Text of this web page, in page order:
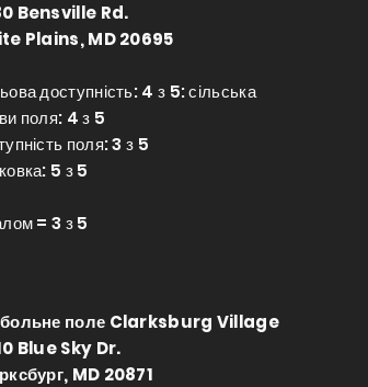
Bensville Rd.
Plains, MD 20695
доступність: 4 з 5: сільська
поля: 4 з 5
поля: 3 з 5
5 з 5
= 3 з 5
поле Clarksburg Village
Blue Sky Dr.
MD 20871